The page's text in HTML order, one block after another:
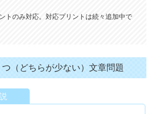
トのみ対応。対応プリントは続々追加中で
（どちらが少ない）文章問題